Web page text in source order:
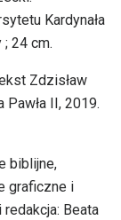
Kardynała
24 cm.
Zdzisław
II, 2019.
biblijne,
graficzne i
Beata